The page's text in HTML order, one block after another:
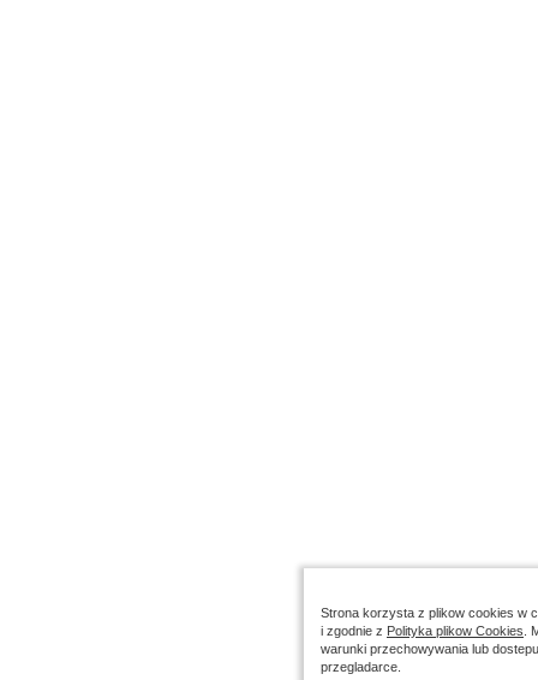
Strona korzysta z plikow cookies w
i zgodnie z Polityka plikow Cookies .
warunki przechowywania lub
przegladarce.